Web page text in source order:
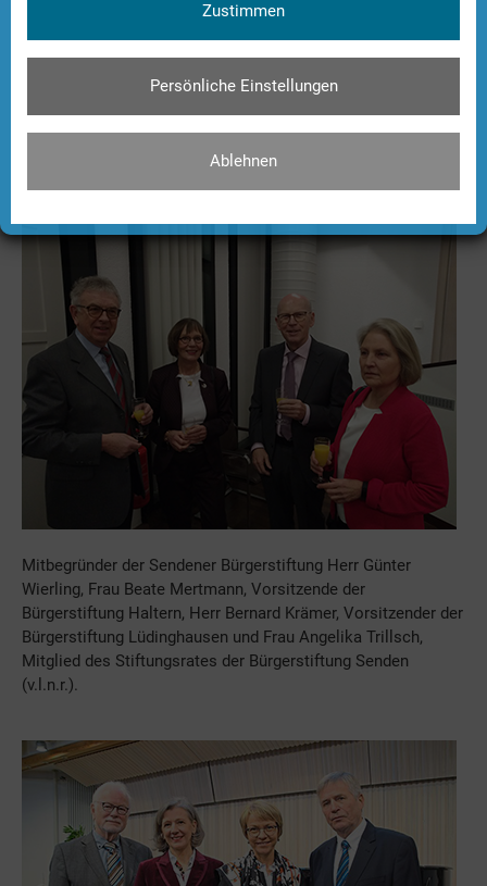
Frau Regierungspräsidentin Dorothee Feller überreicht dem
Vorsitzenden des Vorstandes der Bürgerstiftung Senden,
Mitbegründer der Sendener Bürgerstiftung Herr Günter
Wierling, Frau Beate Mertmann, Vorsitzende der
Bürgerstiftung Haltern, Herr Bernard Krämer, Vorsitzender der
Bürgerstiftung Lüdinghausen und Frau Angelika Trillsch,
Mitglied des Stiftungsrates der Bürgerstiftung Senden
(v.l.n.r.).
Zustimmen
Persönliche Einstellungen
Ablehnen